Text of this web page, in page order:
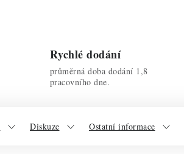
Rychlé dodání
průměrná doba dodání 1,8
pracovního dne.
Diskuze Ostatní informace